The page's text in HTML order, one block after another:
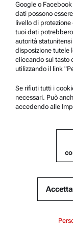
Supporto prodotto
Anton Paar Certified
Dichiarazione di
Anton Paar
Informazioni
Google o
dati possono
livello di
tuoi dati
autorità
disposizione tutele
cliccando sul tasto
utilizzando il link
Se rifiuti tutti i
necessari. Può
accedendo alle